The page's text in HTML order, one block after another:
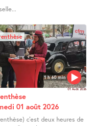
1 h 60 min
01 Août 2026
01 août 2026
c’est deux heures de